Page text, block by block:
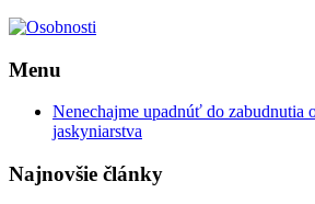
Menu
Nenechajme upadnúť do zabudnutia
jaskyniarstva
Najnovšie články